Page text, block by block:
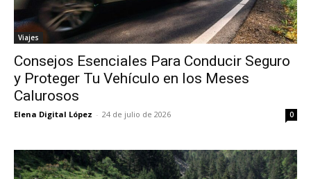
Viajes
Consejos Esenciales Para Conducir Seguro
y Proteger Tu Vehículo en los Meses
Calurosos
Elena Digital López - 24 de julio de 2026 0